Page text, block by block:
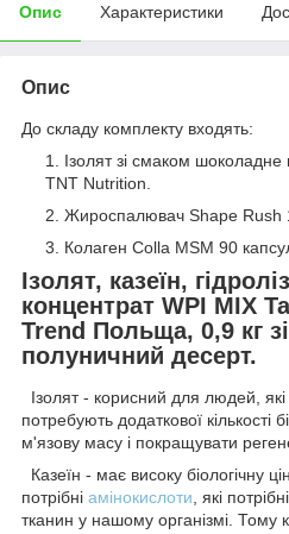
Опис Характеристики
Опис
До складу комплекту входять:
Ізолят зі смаком
TNT Nutrition.
Жироспалювач Shape Rush
Колаген Colla MSM 90
Ізолят, казеїн,
концентрат WPI MIX
Trend Польща, 0,9 кг
полуничний десерт.
Ізолят - корисний для людей,
потребують додаткової кількості
м'язову масу і покращувати
Казеїн - має високу біологічну
потрібні амінокислоти, які
тканин у нашому організмі. Тому